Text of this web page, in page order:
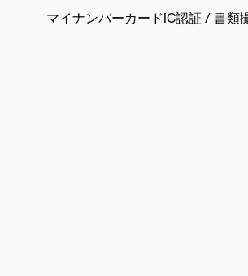
マイナンバーカードIC認証 / 書類